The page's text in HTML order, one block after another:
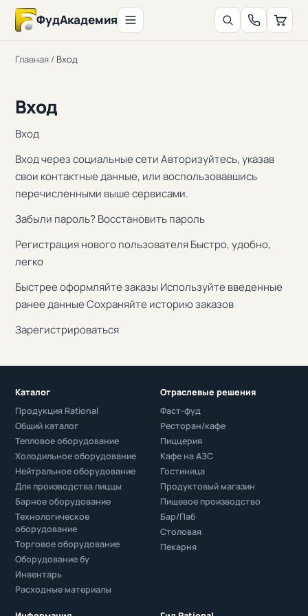
ФудАкадемия
Главная / Вход
Вход
Вход
Вход через социальные сети Авторизуйтесь, указав
свои контактные данные, или воспользовавшись
перечисленными выше сервисами.
Забыли пароль? Восстановить пароль
Регистрация нового пользователя Быстро, удобно,
легко
Быстрее оформляйте заказы Используйте введенные
ранее данные Сохраняйте историю заказов
Зарегистрироваться
Каталог
Продукция Rational
Общий каталог
Тепловое оборудование
Холодильное оборудование
Нейтральное оборудование
Для производства пиццы
Барное оборудование
Технологическое
оборудование
Торговое оборудование
Оборудование бу
Инвентарь
Расходные материалы
Отраслевые решения
Фаст-фуд
Ресторан/кафе
Пиццерия
Кафе на АЗС
Гостиница
Продуктовый магазин
Пищевое производство
Бар/Паб
Столовая
Пекарня